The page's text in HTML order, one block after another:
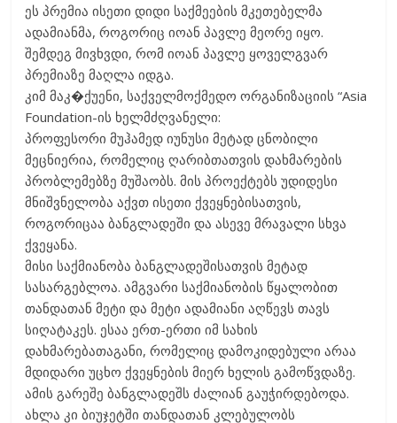
ეს პრემია ისეთი დიდი საქმეების მკეთებელმა
ადამიანმა, როგორიც იოან პავლე მეორე იყო.
შემდეგ მივხვდი, რომ იოან პავლე ყოველგვარ
პრემიაზე მაღლა იდგა.
კიმ მაკ�ქუენი, საქველმოქმედო ორგანიზაციის “Asia
Foundation-ის ხელმძღვანელი:
პროფესორი მუჰამედ იუნუსი მეტად ცნობილი
მეცნიერია, რომელიც ღარიბთათვის დახმარების
პრობლემებზე მუშაობს. მის პროექტებს უდიდესი
მნიშვნელობა აქვთ ისეთი ქვეყნებისათვის,
როგორიცაა ბანგლადეში და ასევე მრავალი სხვა
ქვეყანა.
მისი საქმიანობა ბანგლადეშისათვის მეტად
სასარგებლოა. ამგვარი საქმიანობის წყალობით
თანდათან მეტი და მეტი ადამიანი აღწევს თავს
სიღატაკეს. ესაა ერთ-ერთი იმ სახის
დახმარებათაგანი, რომელიც დამოკიდებული არაა
მდიდარი უცხო ქვეყნების მიერ ხელის გამოწვდაზე.
ამის გარეშე ბანგლადეშს ძალიან გაუჭირდებოდა.
ახლა კი ბიუჯეტში თანდათან კლებულობს